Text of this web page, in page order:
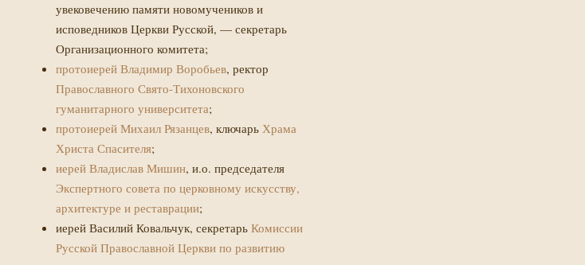
увековечению памяти новомучеников и
исповедников Церкви Русской, — секретарь
Организационного комитета;
протоиерей Владимир Воробьев, ректор
Православного Свято-Тихоновского
гуманитарного университета;
протоиерей Михаил Рязанцев, ключарь Храма
Христа Спасителя;
иерей Владислав Мишин, и.о. председателя
Экспертного совета по церковному искусству,
архитектуре и реставрации;
иерей Василий Ковальчук, секретарь Комиссии
Русской Православной Церкви по развитию